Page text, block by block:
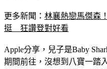
更多新聞： 林襄熱戀馬傑森
挺　狂讚登對好看
Apple分享，兒子是Baby
期間前往，沒想到八寶一踏